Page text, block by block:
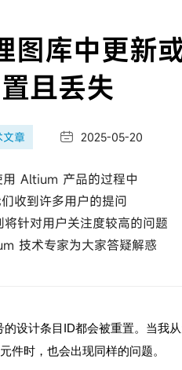
图库中更新
置且丢失
文章  2025-05-20
用 Altium 产品的过程中
收到许多用户的提问
针对用户关注度较高的问题
技术专家为大家答疑解惑
设计条目ID都会被重置。当我
件时，也会出现同样的问题。